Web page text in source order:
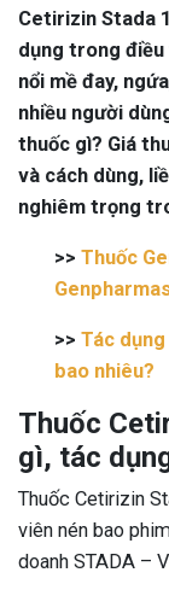
Cetirizin Stada
dụng trong
nổi mề đay,
nhiều người
thuốc gì? Giá
và cách dùng,
nghiêm trọng
>> Thuốc
>> Tác
bao nhiêu?
Thuốc
gì, tác
Thuốc Cetirizin
viên nén bao
doanh STADA –